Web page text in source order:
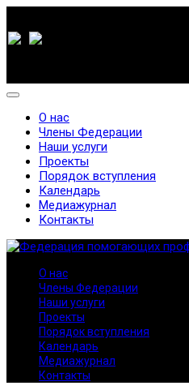
О нас
Члены Федерации
Наши услуги
Проекты
Порядок вступления
Календарь
Медиажурнал
Контакты
О нас
Члены Федерации
Наши услуги
Проекты
Порядок вступления
Календарь
Медиажурнал
Контакты